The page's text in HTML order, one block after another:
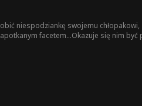
niespodziankę swojemu chłopakowi,
facetem…Okazuje się nim być